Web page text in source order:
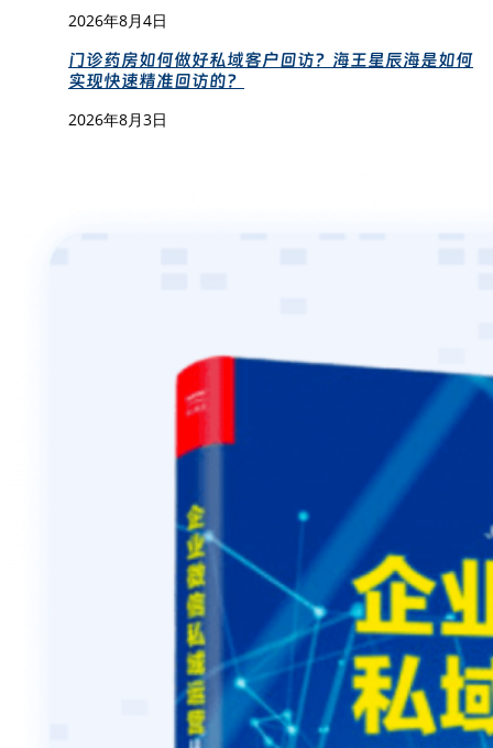
2026年8月4日
门诊药房如何做好私域客户回访？海王星辰海是如何
实现快速精准回访的？
2026年8月3日